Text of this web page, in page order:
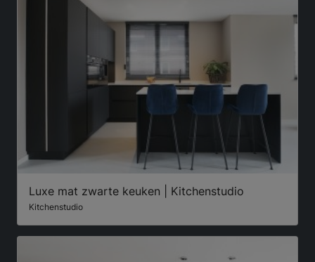
Luxe mat zwarte keuken | Kitchenstudio
Kitchenstudio